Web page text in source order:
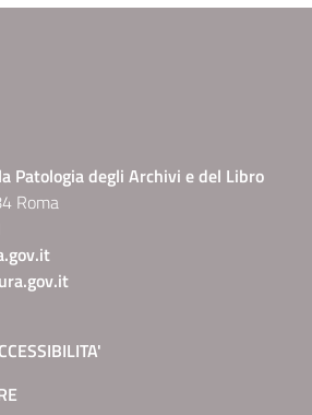
Patologia degli Archivi e del Libro
Roma